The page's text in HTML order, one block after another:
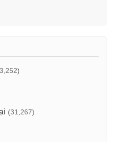
(31,267)